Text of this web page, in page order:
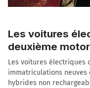
Les voitures
deuxième
Les voitures électriques
immatriculations neuves
hybrides non